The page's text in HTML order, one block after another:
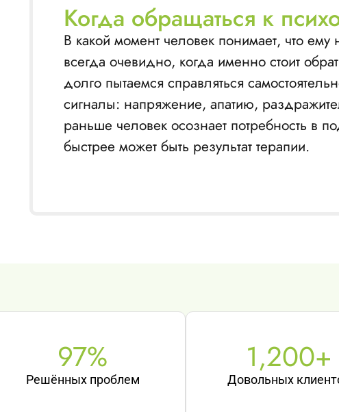
Когда обращаться к
В какой момент человек понимает, что
всегда очевидно, когда именно стоит
долго пытаемся справляться
сигналы: напряжение, апатию,
раньше человек осознает потребность в
быстрее может быть результат терапии.
Решённых проблем
97%
Довольных
1,200+